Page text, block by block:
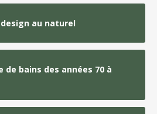
au naturel
de bains des années 70 à